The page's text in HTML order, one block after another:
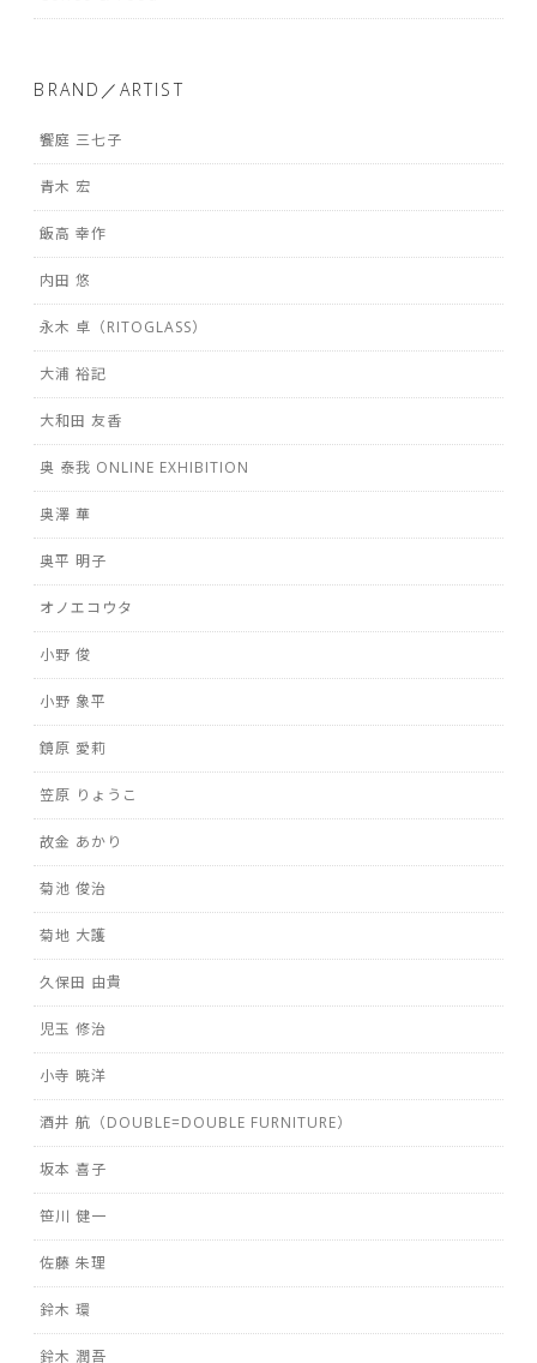
BRAND／ARTIST
饗庭 三七子
青木 宏
飯高 幸作
内田 悠
永木 卓（RITOGLASS）
大浦 裕記
大和田 友香
奥 泰我 ONLINE EXHIBITION
奥澤 華
奥平 明子
オノエコウタ
小野 俊
小野 象平
鏡原 愛莉
笠原 りょうこ
故金 あかり
菊池 俊治
菊地 大護
久保田 由貴
児玉 修治
小寺 暁洋
酒井 航（DOUBLE=DOUBLE FURNITURE）
坂本 喜子
笹川 健一
佐藤 朱理
鈴木 環
鈴木 潤吾